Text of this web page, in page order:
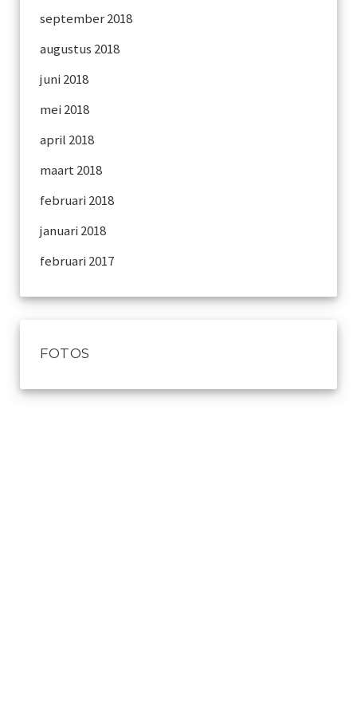
september 2018
augustus 2018
juni 2018
mei 2018
april 2018
maart 2018
februari 2018
januari 2018
februari 2017
FOTOS